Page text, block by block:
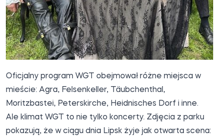
Oficjalny program WGT obejmował różne miejsca w
mieście: Agra, Felsenkeller, Täubchenthal,
Moritzbastei, Peterskirche, Heidnisches Dorf i inne.
Ale klimat WGT to nie tylko koncerty. Zdjęcia z parku
pokazują, że w ciągu dnia Lipsk żyje jak otwarta scena: